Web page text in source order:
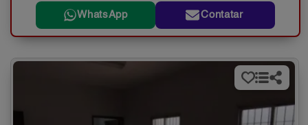
WhatsApp Contatar